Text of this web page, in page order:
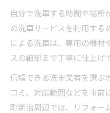
自分で洗車する時間や場所
の洗車サービスを利用する
による洗車は、専用の機材
スの細部まで丁寧に仕上げ
信頼できる洗車業者を選ぶ
コミ、対応範囲などを事前
町新治周辺では、リフォー